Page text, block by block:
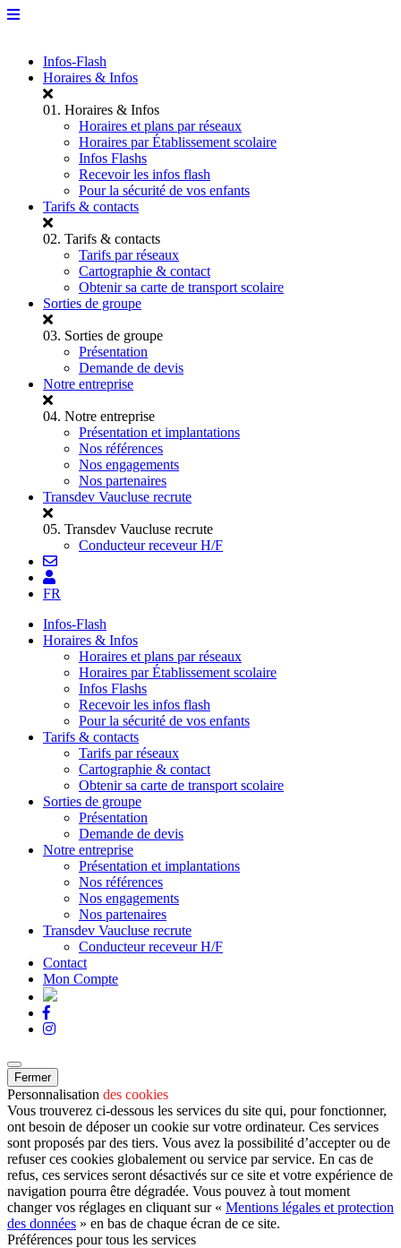
Infos-Flash
Horaires & Infos
01. Horaires & Infos
Horaires et plans par réseaux
Horaires par Établissement scolaire
Infos Flashs
Recevoir les infos flash
Pour la sécurité de vos enfants
Tarifs & contacts
02. Tarifs & contacts
Tarifs par réseaux
Cartographie & contact
Obtenir sa carte de transport scolaire
Sorties de groupe
03. Sorties de groupe
Présentation
Demande de devis
Notre entreprise
04. Notre entreprise
Présentation et implantations
Nos références
Nos engagements
Nos partenaires
Transdev Vaucluse recrute
05. Transdev Vaucluse recrute
Conducteur receveur H/F
FR
Infos-Flash
Horaires & Infos
Horaires et plans par réseaux
Horaires par Établissement scolaire
Infos Flashs
Recevoir les infos flash
Pour la sécurité de vos enfants
Tarifs & contacts
Tarifs par réseaux
Cartographie & contact
Obtenir sa carte de transport scolaire
Sorties de groupe
Présentation
Demande de devis
Notre entreprise
Présentation et implantations
Nos références
Nos engagements
Nos partenaires
Transdev Vaucluse recrute
Conducteur receveur H/F
Contact
Mon Compte
Fermer
Personnalisation des cookies
Vous trouverez ci-dessous les services du site qui, pour fonctionner,
ont besoin de déposer un cookie sur votre ordinateur. Ces services
sont proposés par des tiers. Vous avez la possibilité d’accepter ou de
refuser ces cookies globalement ou service par service. En cas de
refus, ces services seront désactivés sur ce site et votre expérience de
navigation pourra être dégradée. Vous pouvez à tout moment
changer vos réglages en cliquant sur « Mentions légales et protection
des données » en bas de chaque écran de ce site.
Préférences pour tous les services